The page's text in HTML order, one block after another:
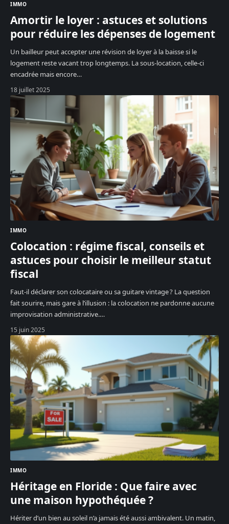
IMMO
Amortir le loyer : astuces et solutions
pour réduire les dépenses de logement
Un bailleur peut accepter une révision de loyer à la baisse si le
logement reste vacant trop longtemps. La sous-location, celle-ci
encadrée mais encore…
18 juillet 2025
IMMO
Colocation : régime fiscal, conseils et
astuces pour choisir le meilleur statut
fiscal
Faut-il déclarer son colocataire ou sa guitare vintage ? La question
fait sourire, mais gare à l’illusion : la colocation ne pardonne aucune
improvisation administrative.…
15 juin 2025
IMMO
Héritage en Floride : Que faire avec
une maison hypothéquée ?
Hériter d’un bien au soleil n’a jamais été aussi ambivalent. Un matin,